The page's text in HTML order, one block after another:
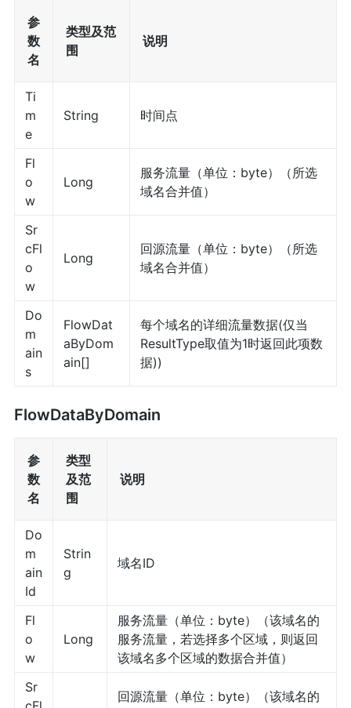
参
数
名
类型及范
围
说明
Ti
m
e
String 时间点
Fl
o
w
Long
服务流量（单位：byte）（所选
域名合并值）
Sr
cFl
o
w
Long
回源流量（单位：byte）（所选
域名合并值）
Do
m
ain
s
FlowDat
aByDom
ain[]
每个域名的详细流量数据(仅当
ResultType取值为1时返回此项数
据))
FlowDataByDomain
参
数
名
类型
及范
围
说明
Do
m
ain
Id
Strin
g
域名ID
Fl
o
w
Long
服务流量（单位：byte）（该域名的
服务流量，若选择多个区域，则返回
该域名多个区域的数据合并值）
Sr
回源流量（单位：byte）（该域名的